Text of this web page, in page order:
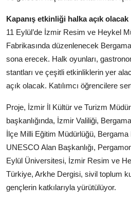
Kapanış etkinliği halka açık olacak
11 Eylül’de İzmir Resim ve Heykel
Fabrikasında düzenlenecek
sona erecek. Halk oyunları,
stantları ve çeşitli etkinliklerin yer
açık olacak. Katılımcı öğrencilere
Proje, İzmir İl Kültür ve Turizm
başkanlığında, İzmir Valiliği,
İlçe Milli Eğitim Müdürlüğü,
UNESCO Alan Başkanlığı,
Eylül Üniversitesi, İzmir Resim ve
Türkiye, Arkhe Dergisi, sivil toplum
gençlerin katkılarıyla yürütülüyor.